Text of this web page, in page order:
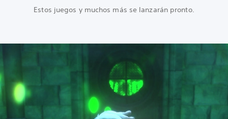
Estos juegos y muchos más se lanzarán pronto.